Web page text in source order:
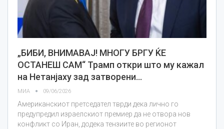
„БИБИ, ВНИМАВАЈ! МНОГУ БРГУ ЌЕ
ОСТАНЕШ САМ“ Трамп откри што му кажал
на Нетанјаху зад затворени…
МИА 09/06/2026
Американскиот претседател тврди дека лично го
предупредил израелскиот премиер да не отвора нов
конфликт со Иран, додека тензиите во регионот